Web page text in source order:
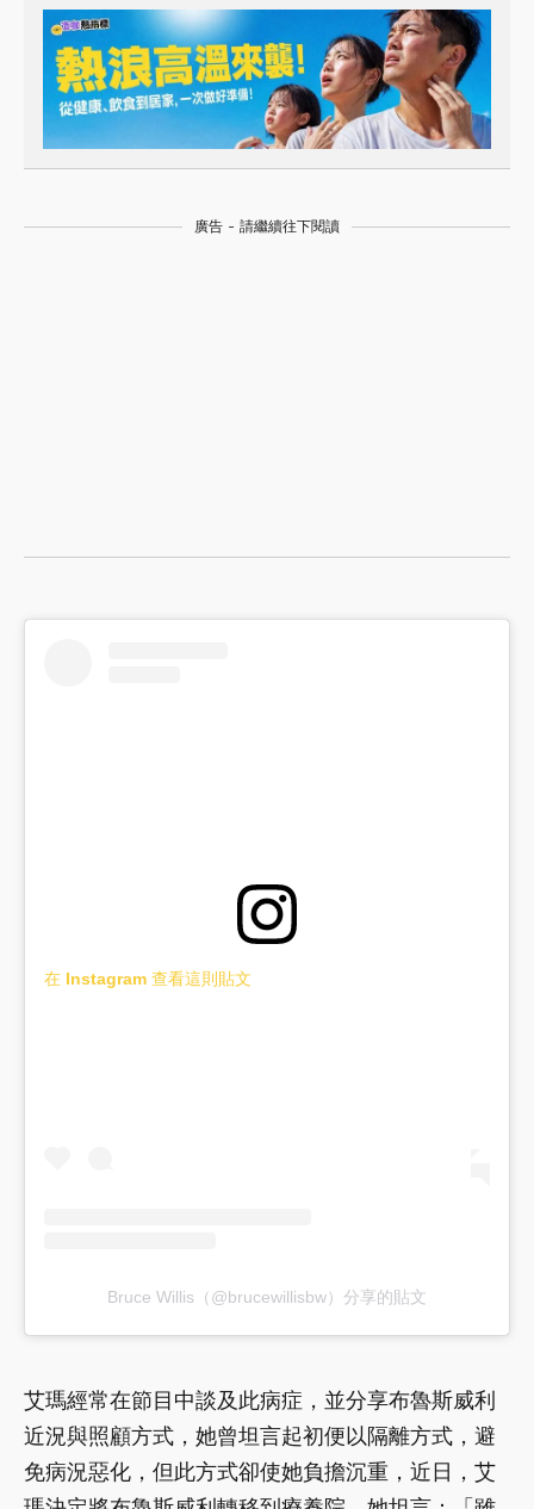
廣告 - 請繼續往下閱讀
在 Instagram 查看這則貼文
Bruce Willis（@brucewillisbw）分享的貼文
艾瑪經常在節目中談及此病症，並分享布魯斯威利
近況與照顧方式，她曾坦言起初便以隔離方式，避
免病況惡化，但此方式卻使她負擔沉重，近日，艾